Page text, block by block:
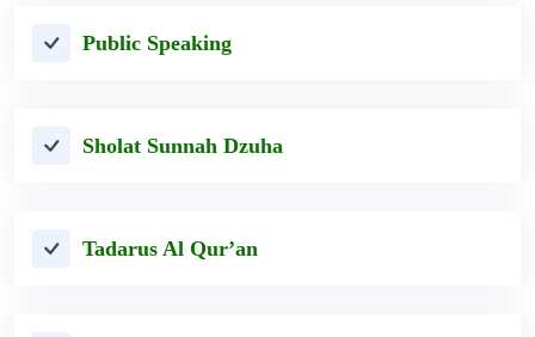
Public Speaking
Sholat Sunnah Dzuha
Tadarus Al Qur’an